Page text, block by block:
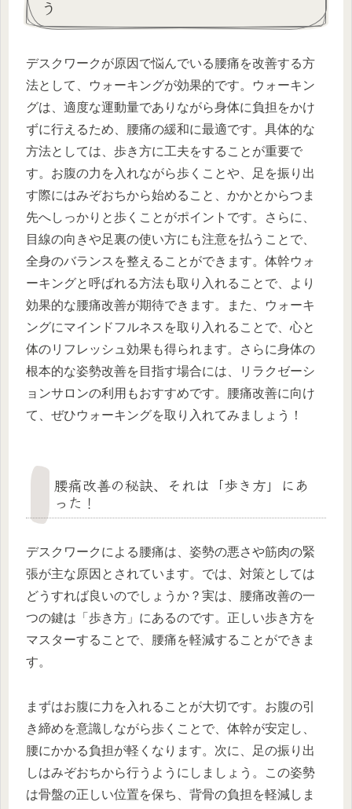
う
デスクワークが原因で悩んでいる腰痛を改善する方
法として、ウォーキングが効果的です。ウォーキン
グは、適度な運動量でありながら身体に負担をかけ
ずに行えるため、腰痛の緩和に最適です。具体的な
方法としては、歩き方に工夫をすることが重要で
す。お腹の力を入れながら歩くことや、足を振り出
す際にはみぞおちから始めること、かかとからつま
先へしっかりと歩くことがポイントです。さらに、
目線の向きや足裏の使い方にも注意を払うことで、
全身のバランスを整えることができます。体幹ウォ
ーキングと呼ばれる方法も取り入れることで、より
効果的な腰痛改善が期待できます。また、ウォーキ
ングにマインドフルネスを取り入れることで、心と
体のリフレッシュ効果も得られます。さらに身体の
根本的な姿勢改善を目指す場合には、リラクゼーシ
ョンサロンの利用もおすすめです。腰痛改善に向け
て、ぜひウォーキングを取り入れてみましょう！
腰痛改善の秘訣、それは「歩き方」にあ
った！
デスクワークによる腰痛は、姿勢の悪さや筋肉の緊
張が主な原因とされています。では、対策としては
どうすれば良いのでしょうか？実は、腰痛改善の一
つの鍵は「歩き方」にあるのです。正しい歩き方を
マスターすることで、腰痛を軽減することができま
す。
まずはお腹に力を入れることが大切です。お腹の引
き締めを意識しながら歩くことで、体幹が安定し、
腰にかかる負担が軽くなります。次に、足の振り出
しはみぞおちから行うようにしましょう。この姿勢
は骨盤の正しい位置を保ち、背骨の負担を軽減しま